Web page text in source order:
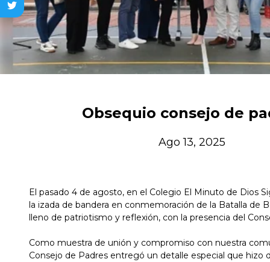
Obsequio consejo de
Ago 13, 2025
El pasado 4 de agosto, en el Colegio El Minuto de Dios
la izada de bandera en conmemoración de la Batalla de
lleno de patriotismo y reflexión, con la presencia del
Como muestra de unión y compromiso con nuestra
Consejo de Padres entregó un detalle especial que hizo